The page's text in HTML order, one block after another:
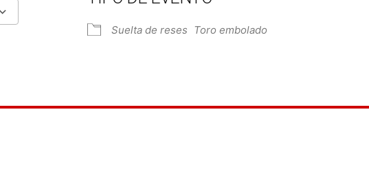
Google Calendar
Suelta de reses Toro embolado